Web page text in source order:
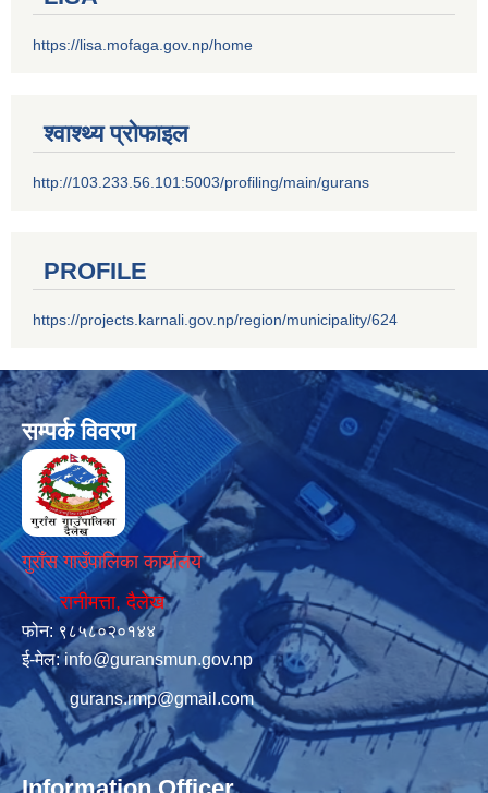
https://lisa.mofaga.gov.np/home
श्वाश्थ्य प्रोफाइल
http://103.233.56.101:5003/profiling/main/gurans
PROFILE
https://projects.karnali.gov.np/region/municipality/624
सम्पर्क विवरण
गुराँस गाउँपालिका कार्यालय
रानीमत्ता, दैलेख
फोन: ९८५८०२०१४४
ई-मेल:info@guransmun.gov.np
gurans.rmp@gmail.com